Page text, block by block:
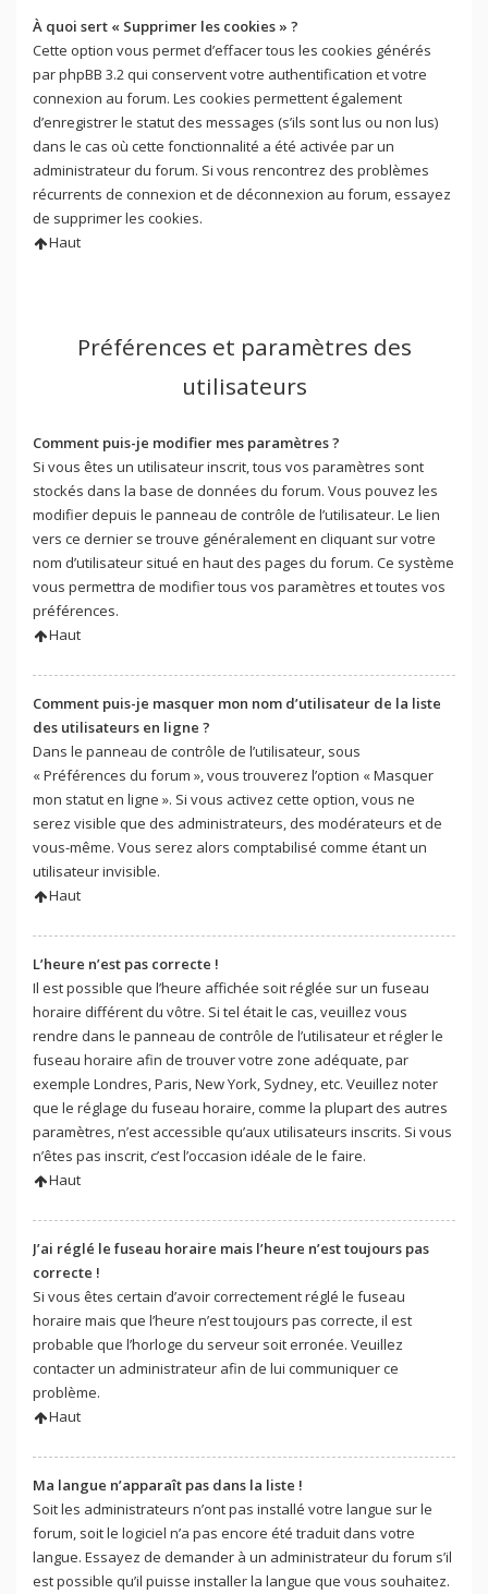
À quoi sert « Supprimer les cookies » ?
Cette option vous permet d’effacer tous les cookies générés
par phpBB 3.2 qui conservent votre authentification et votre
connexion au forum. Les cookies permettent également
d’enregistrer le statut des messages (s’ils sont lus ou non lus)
dans le cas où cette fonctionnalité a été activée par un
administrateur du forum. Si vous rencontrez des problèmes
récurrents de connexion et de déconnexion au forum, essayez
de supprimer les cookies.
Haut
Préférences et paramètres des
utilisateurs
Comment puis-je modifier mes paramètres ?
Si vous êtes un utilisateur inscrit, tous vos paramètres sont
stockés dans la base de données du forum. Vous pouvez les
modifier depuis le panneau de contrôle de l’utilisateur. Le lien
vers ce dernier se trouve généralement en cliquant sur votre
nom d’utilisateur situé en haut des pages du forum. Ce système
vous permettra de modifier tous vos paramètres et toutes vos
préférences.
Haut
Comment puis-je masquer mon nom d’utilisateur de la liste
des utilisateurs en ligne ?
Dans le panneau de contrôle de l’utilisateur, sous
« Préférences du forum », vous trouverez l’option « Masquer
mon statut en ligne ». Si vous activez cette option, vous ne
serez visible que des administrateurs, des modérateurs et de
vous-même. Vous serez alors comptabilisé comme étant un
utilisateur invisible.
Haut
L’heure n’est pas correcte !
Il est possible que l’heure affichée soit réglée sur un fuseau
horaire différent du vôtre. Si tel était le cas, veuillez vous
rendre dans le panneau de contrôle de l’utilisateur et régler le
fuseau horaire afin de trouver votre zone adéquate, par
exemple Londres, Paris, New York, Sydney, etc. Veuillez noter
que le réglage du fuseau horaire, comme la plupart des autres
paramètres, n’est accessible qu’aux utilisateurs inscrits. Si vous
n’êtes pas inscrit, c’est l’occasion idéale de le faire.
Haut
J’ai réglé le fuseau horaire mais l’heure n’est toujours pas
correcte !
Si vous êtes certain d’avoir correctement réglé le fuseau
horaire mais que l’heure n’est toujours pas correcte, il est
probable que l’horloge du serveur soit erronée. Veuillez
contacter un administrateur afin de lui communiquer ce
problème.
Haut
Ma langue n’apparaît pas dans la liste !
Soit les administrateurs n’ont pas installé votre langue sur le
forum, soit le logiciel n’a pas encore été traduit dans votre
langue. Essayez de demander à un administrateur du forum s’il
est possible qu’il puisse installer la langue que vous souhaitez.